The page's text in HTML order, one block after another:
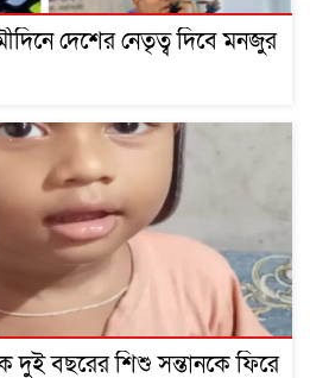
দেশের নেতৃত্ব দিবে মনজুর
দুই বছরের শিশু সন্তানকে ফিরে